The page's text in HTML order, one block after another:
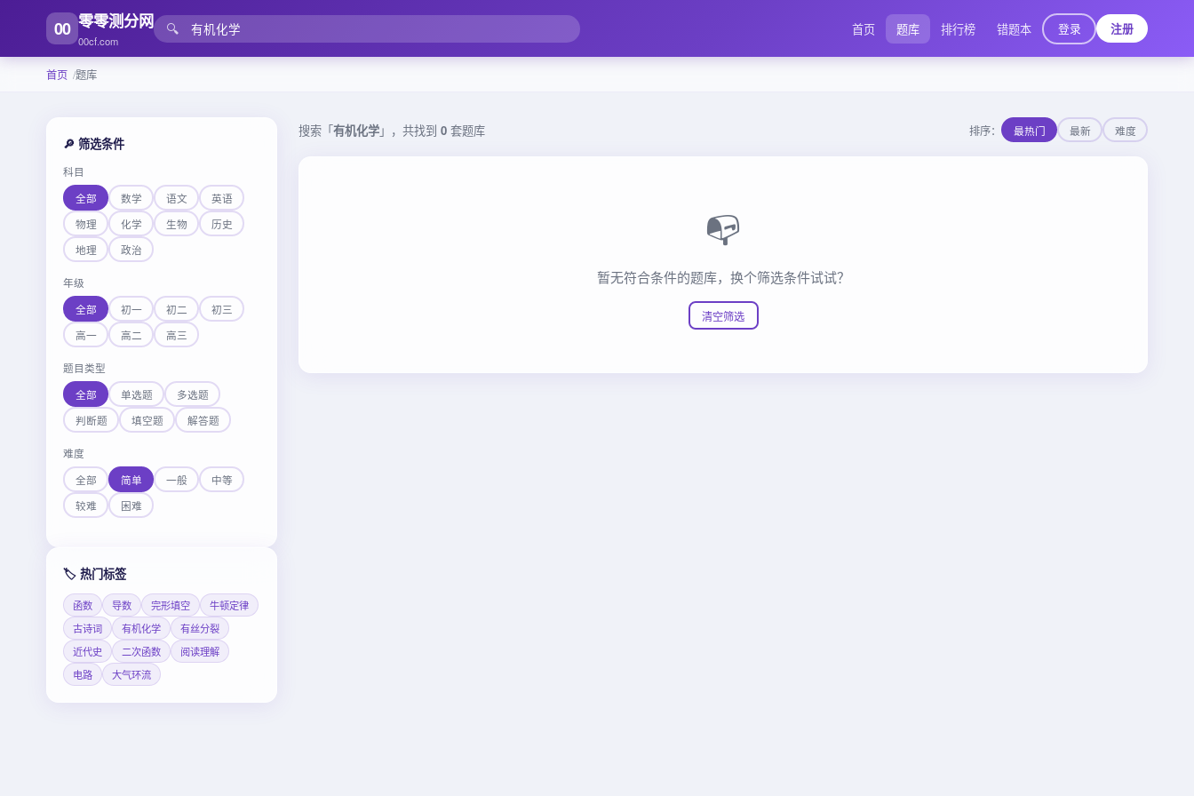
00 零零测分网
00cf.com
🔍 首页 题库 排行榜 错题本 登录 注册
首页 题库
🔎 筛选条件
科目
全部
数学 语文
英语
物理
化学 生物
历史
地理
政治
年级
全部
初一 初二
初三
高一
高二 高三
题目类型
全部
单选题
多选题
判断题
填空题 解答题
难度
全部
简单 一般
中等
较难
困难
🏷️ 热门标签
函数 导数 完形填空
牛顿定律
古诗词
有机化学
有丝分裂
近代史
二次函数
阅读理解
电路
大气环流
搜索「有机化学」，共找到 0 套题库 排序： 最热门 最新 难度
📭
暂无符合条件的题库，换个筛选条件试试？
清空筛选